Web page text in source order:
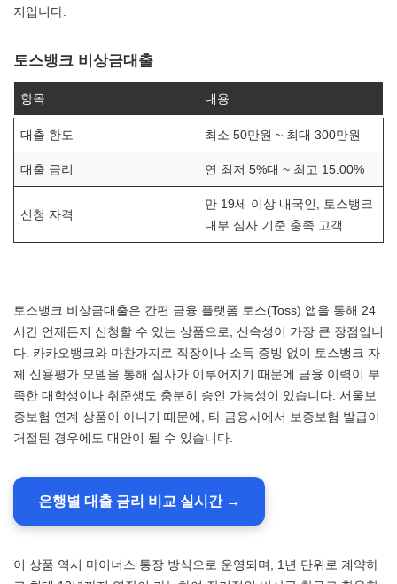
지입니다.
토스뱅크 비상금대출
항목 내용
대출 한도 최소 50만원 ~ 최대 300만원
대출 금리 연 최저 5%대 ~ 최고 15.00%
신청 자격
만 19세 이상 내국인, 토스뱅크
내부 심사 기준 충족 고객
토스뱅크 비상금대출은 간편 금융 플랫폼 토스(Toss) 앱을 통해 24
시간 언제든지 신청할 수 있는 상품으로, 신속성이 가장 큰 장점입니
다. 카카오뱅크와 마찬가지로 직장이나 소득 증빙 없이 토스뱅크 자
체 신용평가 모델을 통해 심사가 이루어지기 때문에 금융 이력이 부
족한 대학생이나 취준생도 충분히 승인 가능성이 있습니다. 서울보
증보험 연계 상품이 아니기 때문에, 타 금융사에서 보증보험 발급이
거절된 경우에도 대안이 될 수 있습니다.
은행별 대출 금리 비교 실시간 →
이 상품 역시 마이너스 통장 방식으로 운영되며, 1년 단위로 계약하